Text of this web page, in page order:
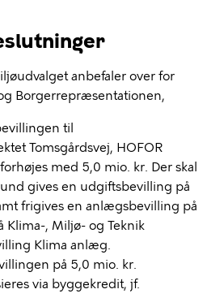
anbefaler over for
Borgerrepræsentationen,
til
Tomsgårdsvej, HOFOR
med 5,0 mio. kr. Der skal
gives en udgiftsbevilling på
frigives en anlægsbevilling på
Klima-, Miljø- og Teknik
Klima anlæg.
på 5,0 mio. kr.
via byggekredit, jf.